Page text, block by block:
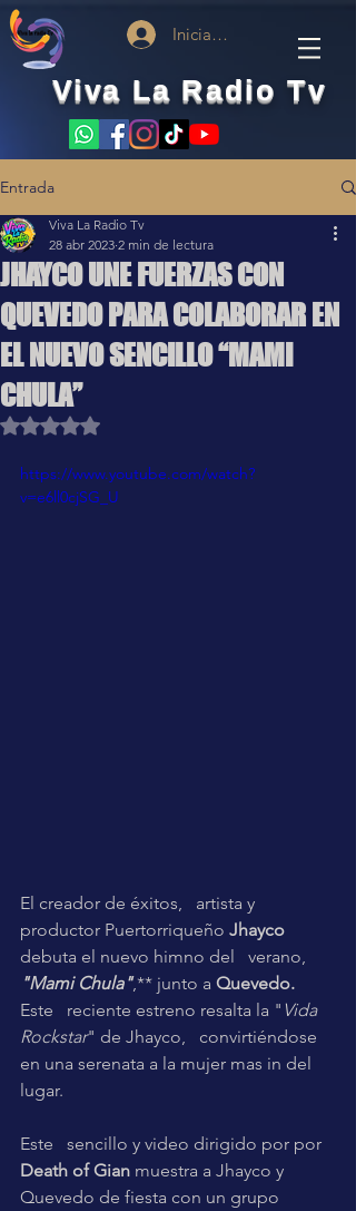
Viva La Radio Tv
Iniciar sesión
Entrada
JHAYCO UNE FUERZAS CON
QUEVEDO PARA COLABORAR EN
EL NUEVO SENCILLO “MAMI
CHULA”
Viva La Radio Tv
28 abr 2023 2 min de lectura
Obtuvo NaN de 5 estrellas.
https://www.youtube.com/watch?
v=e6ll0cjSG_U
El creador de éxitos,   artista y
productor Puertorriqueño Jhayco
debuta el nuevo himno del   verano,
"Mami Chula",** junto a Quevedo.
Este   reciente estreno resalta la " Vida
Rockstar" de Jhayco,   convirtiéndose
en una serenata a la mujer mas in del
lugar.
Este   sencillo y video dirigido por por
Death of Gian muestra a Jhayco y
Quevedo de fiesta con un grupo